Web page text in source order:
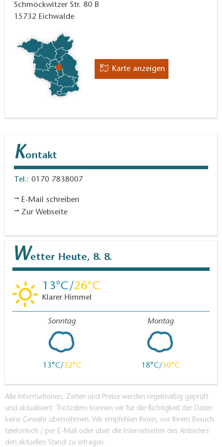
Schmöckwitzer Str. 80 B
15732 Eichwalde
Karte anzeigen
Kontakt
Tel.: 0170 7838007
E-Mail schreiben
Zur Webseite
Wetter Heute, 8. 8.
13 26
Klarer Himmel
Sonntag
13 32
Montag
18 30
Alle Informationen, Zeiten und Preise werden regelmäßig geprüft
und aktualisiert. Trotzdem können wir für die Richtigkeit der Daten
keine Gewähr übernehmen. Wir empfehlen Ihnen, vor Ihrem Besuch
telefonisch / per E-Mail oder über die Internetseiten des Anbieters
den aktuellen Stand zu erfragen.